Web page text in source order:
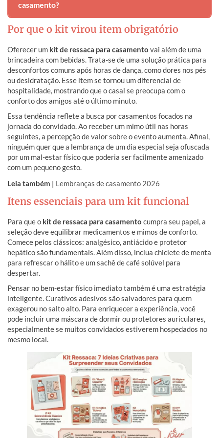
personalizados dos noivos, criando um
casamento?
Sim, desde que sejam medicamentos de venda livre
a combater dores de cabeça e desconfortos gástricos.
Por que o kit virou item obrigatório
Oferecer um kit de ressaca para casamento vai além de uma
brincadeira com bebidas. Trata-se de uma solução prática para
desconfortos comuns após horas de dança, como dores nos pés
ou desidratação. Esse item se tornou um diferencial de
hospitalidade, mostrando que o casal se preocupa com o
conforto dos amigos até o último minuto.
Essa tendência reflete a busca por casamentos focados na
jornada do convidado. Ao receber um mimo útil nas horas
seguintes, a percepção de valor sobre o evento aumenta. Afinal,
ninguém quer que a lembrança de um dia especial seja ofuscada
por um mal-estar físico que poderia ser facilmente amenizado
com um pequeno gesto.
Leia também | Lembranças de casamento 2026
Itens essenciais para um kit funcional
Para que o kit de ressaca para casamento cumpra seu papel, a
seleção deve equilibrar medicamentos e mimos de conforto.
Comece pelos clássicos: analgésico, antiácido e protetor
hepático são fundamentais. Além disso, inclua chiclete de menta
para refrescar o hálito e um sachê de café solúvel para
despertar.
Pensar no bem-estar físico imediato também é uma estratégia
inteligente. Curativos adesivos são salvadores para quem
exagerou no salto alto. Para enriquecer a experiência, você
pode incluir uma máscara de dormir ou protetores auriculares,
especialmente se muitos convidados estiverem hospedados no
mesmo local.